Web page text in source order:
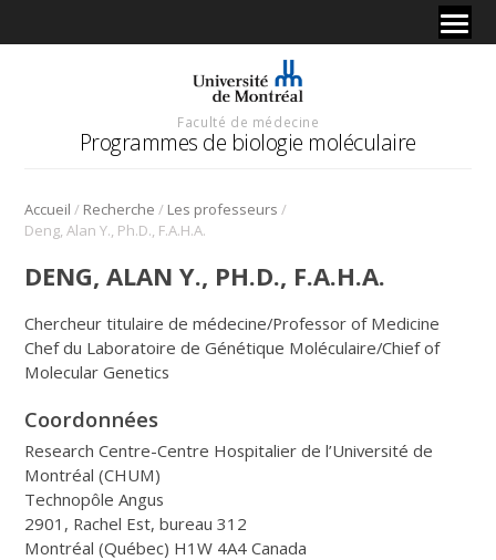
Faculté de médecine
Programmes de biologie moléculaire
Accueil / Recherche / Les professeurs /
Deng, Alan Y., Ph.D., F.A.H.A.
DENG, ALAN Y., PH.D., F.A.H.A.
Chercheur titulaire de médecine/Professor of Medicine
Chef du Laboratoire de Génétique Moléculaire/Chief of
Molecular Genetics
Coordonnées
Research Centre-Centre Hospitalier de l’Université de
Montréal (CHUM)
Technopôle Angus
2901, Rachel Est, bureau 312
Montréal (Québec) H1W 4A4 Canada